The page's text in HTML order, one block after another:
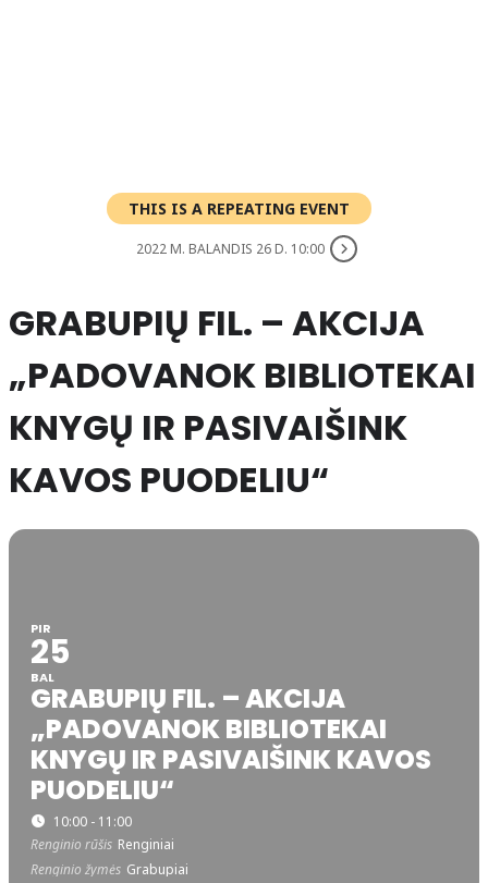
THIS IS A REPEATING EVENT
2022 M. BALANDIS 26 D. 10:00
GRABUPIŲ FIL. – AKCIJA
„PADOVANOK BIBLIOTEKAI
KNYGŲ IR PASIVAIŠINK
KAVOS PUODELIU“
PIR
25
BAL
GRABUPIŲ FIL. – AKCIJA
„PADOVANOK BIBLIOTEKAI
KNYGŲ IR PASIVAIŠINK KAVOS
PUODELIU“
10:00 - 11:00
Renginio rūšis Renginiai
Renginio žymės Grabupiai